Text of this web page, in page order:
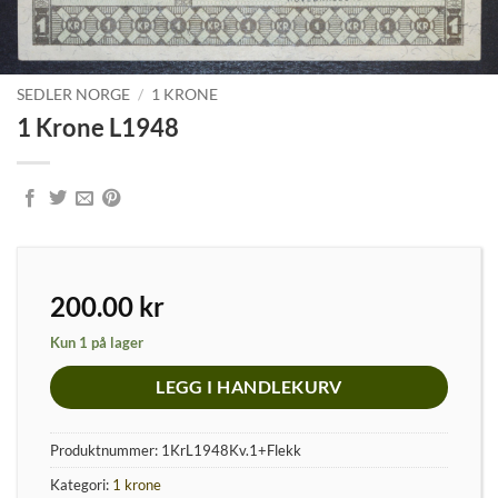
SEDLER NORGE / 1 KRONE
1 Krone L1948
200.00 kr
Kun 1 på lager
LEGG I HANDLEKURV
Produktnummer: 1KrL1948Kv.1+Flekk
Kategori: 1 krone